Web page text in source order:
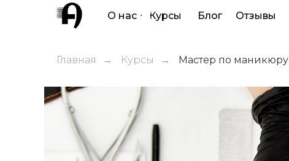
О нас Отзывы
Блог
Курсы
Главная → Курсы → Мастер по маникюру